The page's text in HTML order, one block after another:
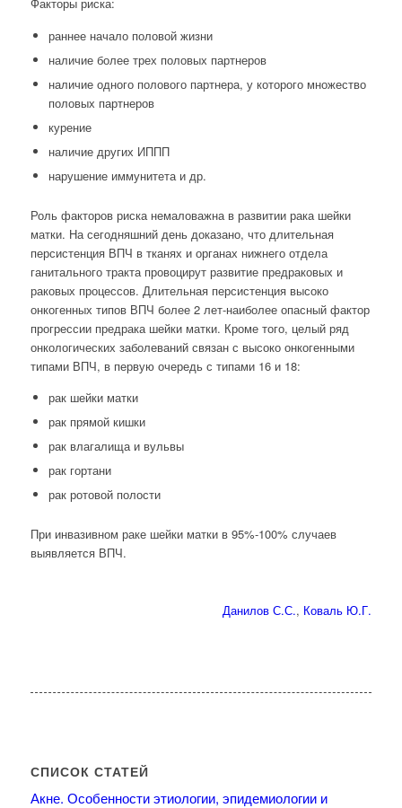
Факторы риска:
раннее начало половой жизни
наличие более трех половых партнеров
наличие одного полового партнера, у которого множество
половых партнеров
курение
наличие других ИППП
нарушение иммунитета и др.
Роль факторов риска немаловажна в развитии рака шейки
матки. На сегодняшний день доказано, что длительная
персистенция ВПЧ в тканях и органах нижнего отдела
ганитального тракта провоцирут развитие предраковых и
раковых процессов. Длительная персистенция высоко
онкогенных типов ВПЧ более 2 лет-наиболее опасный фактор
прогрессии предрака шейки матки. Кроме того, целый ряд
онкологических заболеваний связан с высоко онкогенными
типами ВПЧ, в первую очередь с типами 16 и 18:
рак шейки матки
рак прямой кишки
рак влагалища и вульвы
рак гортани
рак ротовой полости
При инвазивном раке шейки матки в 95%-100% случаев
выявляется ВПЧ.
Данилов С.С., Коваль Ю.Г.
СПИСОК СТАТЕЙ
Акне. Особенности этиологии, эпидемиологии и